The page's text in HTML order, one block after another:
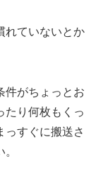
れていないとか
件がちょっとお
たり何枚もくっ
っすぐに搬送さ